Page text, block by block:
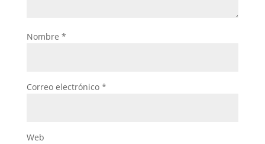
Nombre *
Correo electrónico *
Web